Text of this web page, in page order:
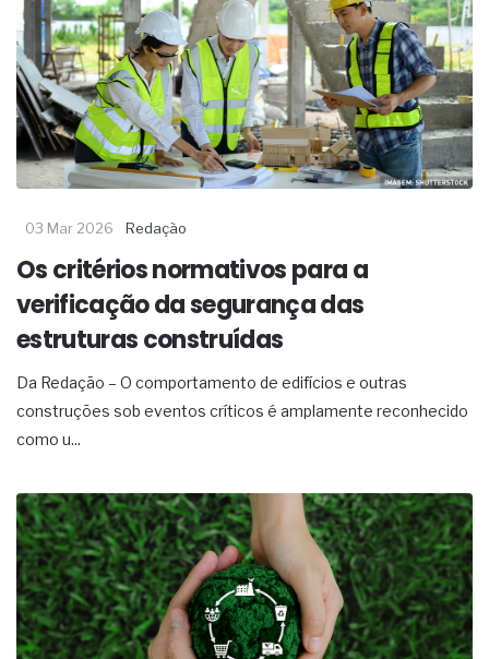
03 Mar 2026 Redação
Os critérios normativos para a
verificação da segurança das
estruturas construídas
Da Redação – O comportamento de edifícios e outras
construções sob eventos críticos é amplamente reconhecido
como u...